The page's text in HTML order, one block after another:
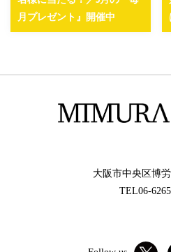
月プレゼント』開催中
大阪市中央区博
TEL06-